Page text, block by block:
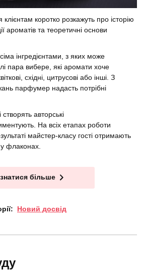
коротко розкажуть про історію
ароматів та теоретичні основи
інгредієнтами, з яких може
пара вибере, які аромати хоче
східні, цитрусові або інші. З
парфумер надасть потрібні
авторські
На всіх етапах роботи
майстер-класу гості отримають
флаконах.
більше
Новий досвід